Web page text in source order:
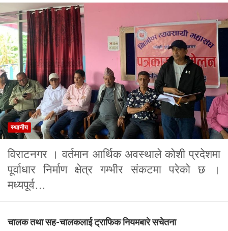
स्थानीय
विराटनगर । वर्तमान आर्थिक अवस्थाले कोशी प्रदेशमा
पूर्वाधार निर्माण क्षेत्र गम्भीर संकटमा परेको छ ।
मध्यपूर्व…
चालक तथा सह-चालकलाई ट्राफिक नियमबारे सचेतना